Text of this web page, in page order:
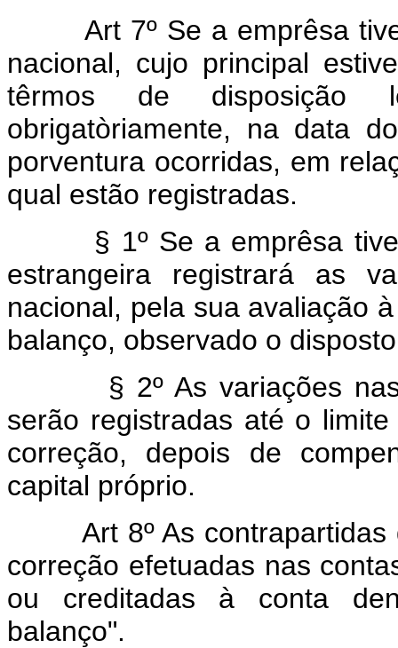
Art 7º Se a emprêsa
nacional, cujo principal
têrmos de disposição
obrigatòriamente, na data
porventura ocorridas, em
qual estão registradas.
§ 1º Se a emprêsa tiver
estrangeira registrará as
nacional, pela sua avaliação
balanço, observado o
§ 2º As variações nas
serão registradas até o
correção, depois de
capital próprio.
Art 8º As
correção efetuadas nas
ou creditadas à conta
balanço".